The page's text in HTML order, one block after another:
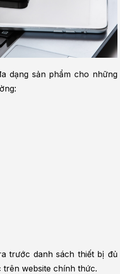
dạng sản phẩm cho những
trước danh sách thiết bị đủ
trên website chính thức.